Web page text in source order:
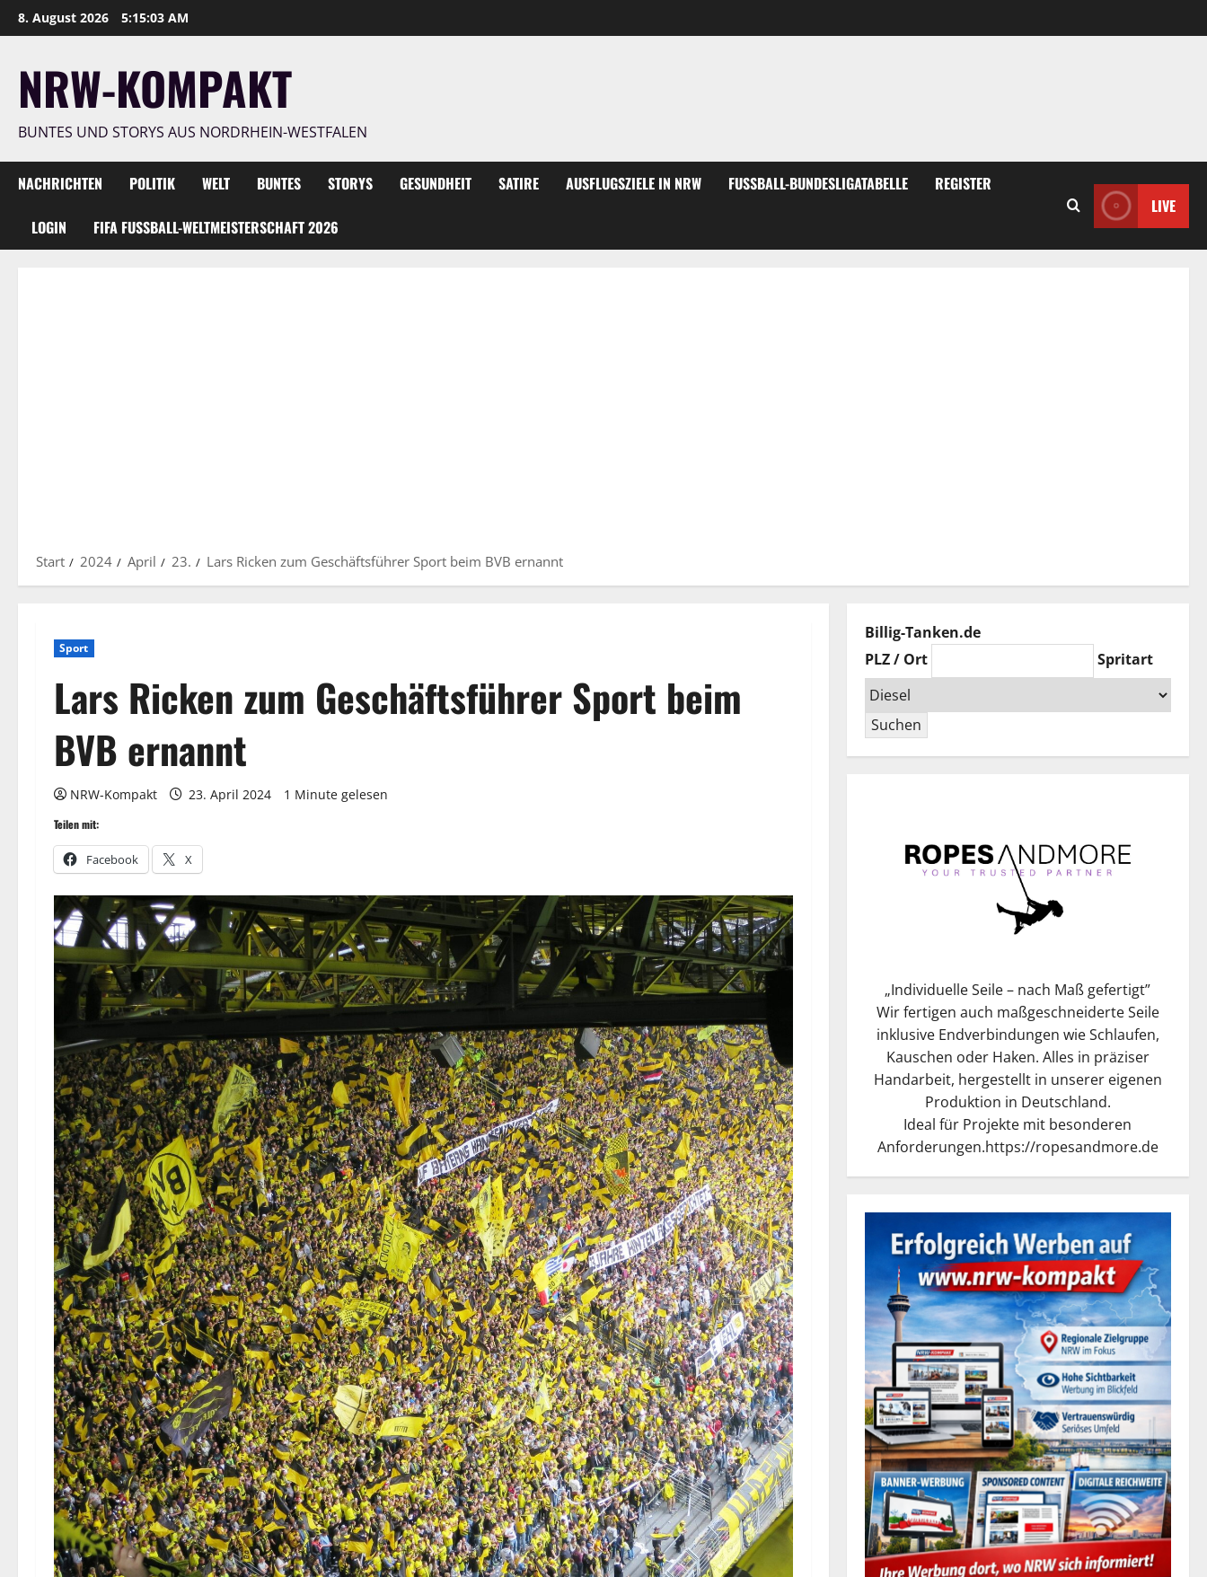
Zum
Inhalt
8. August 2026 5:15:05 AM
NRW-KOMPAKT
BUNTES UND STORYS AUS NORDRHEIN-WESTFALEN
NACHRICHTEN POLITIK WELT BUNTES STORYS GESUNDHEIT SATIRE AUSFLUGSZIELE IN NRW FUSSBALL-BUNDESLIGATABELLE REGISTER
LOGIN FIFA FUSSBALL-WELTMEISTERSCHAFT 2026
LIVE
Start 2024 April 23. Lars Ricken zum Geschäftsführer Sport beim BVB ernannt
Sport
Lars Ricken zum Geschäftsführer Sport beim
BVB ernannt
NRW-Kompakt 23. April 2024 1 Minute gelesen
Teilen mit:
Facebook X
Billig-Tanken.de
PLZ / Ort
Spritart
Suchen
„Individuelle Seile – nach Maß gefertigt”
Wir fertigen auch maßgeschneiderte Seile
inklusive Endverbindungen wie Schlaufen,
Kauschen oder Haken. Alles in präziser
Handarbeit, hergestellt in unserer eigenen
Produktion in Deutschland.
Ideal für Projekte mit besonderen
Anforderungen.https://ropesandmore.de